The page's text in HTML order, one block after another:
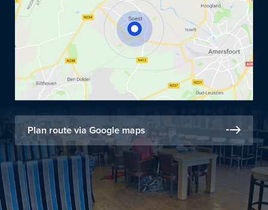
Plan route via Google maps